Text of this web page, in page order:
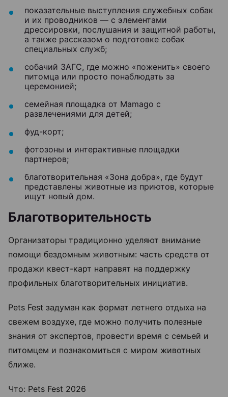
показательные выступления служебных собак
и их проводников — с элементами
дрессировки, послушания и защитной работы,
а также рассказом о подготовке собак
специальных служб;
собачий ЗАГС, где можно «поженить» своего
питомца или просто понаблюдать за
церемонией;
семейная площадка от Mamago с
развлечениями для детей;
фуд-корт;
фотозоны и интерактивные площадки
партнеров;
благотворительная «Зона добра», где будут
представлены животные из приютов, которые
ищут новый дом.
Благотворительность
Организаторы традиционно уделяют внимание
помощи бездомным животным: часть средств от
продажи квест-карт направят на поддержку
профильных благотворительных инициатив.
Pets Fest задуман как формат летнего отдыха на
свежем воздухе, где можно получить полезные
знания от экспертов, провести время с семьей и
питомцем и познакомиться с миром животных
ближе.
Что: Pets Fest 2026